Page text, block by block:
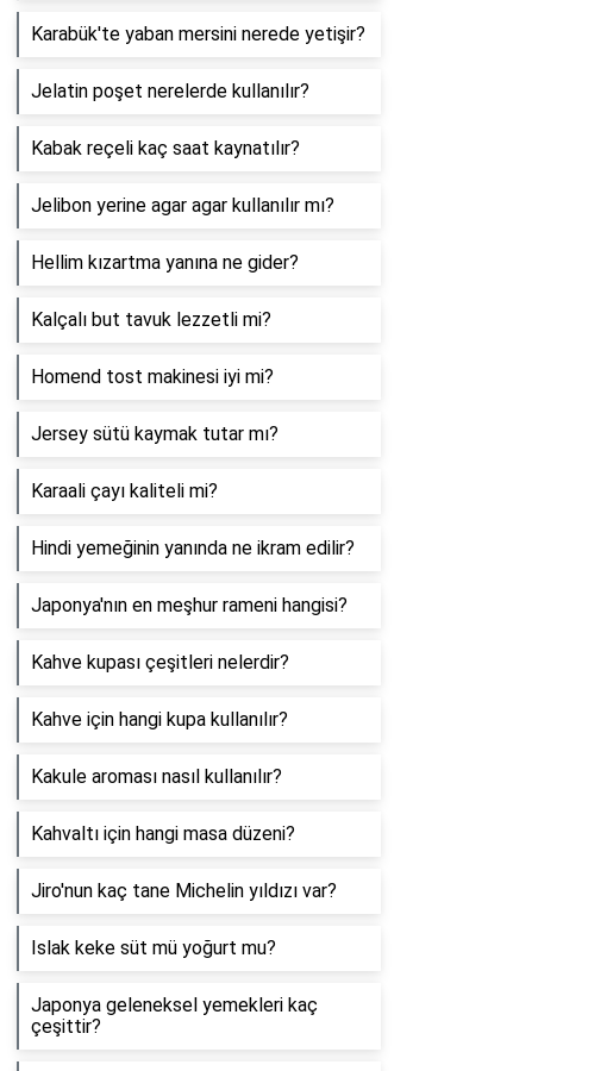
Karabük'te yaban mersini nerede yetişir?
Jelatin poşet nerelerde kullanılır?
Kabak reçeli kaç saat kaynatılır?
Jelibon yerine agar agar kullanılır mı?
Hellim kızartma yanına ne gider?
Kalçalı but tavuk lezzetli mi?
Homend tost makinesi iyi mi?
Jersey sütü kaymak tutar mı?
Karaali çayı kaliteli mi?
Hindi yemeğinin yanında ne ikram edilir?
Japonya'nın en meşhur rameni hangisi?
Kahve kupası çeşitleri nelerdir?
Kahve için hangi kupa kullanılır?
Kakule aroması nasıl kullanılır?
Kahvaltı için hangi masa düzeni?
Jiro'nun kaç tane Michelin yıldızı var?
Islak keke süt mü yoğurt mu?
Japonya geleneksel yemekleri kaç
çeşittir?